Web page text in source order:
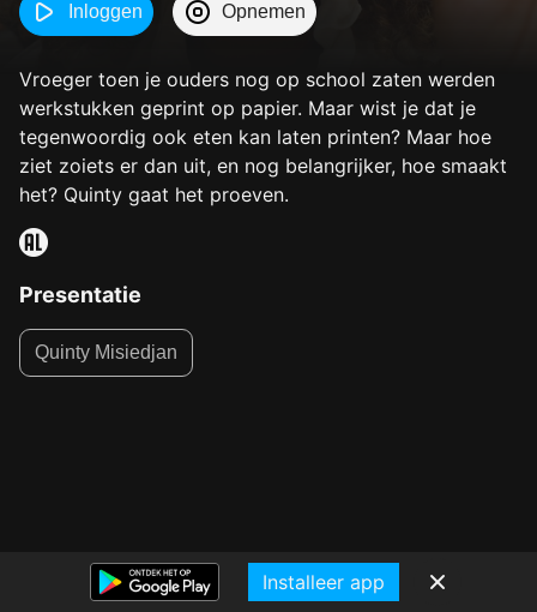
Inloggen Opnemen
Vroeger toen je ouders nog op school zaten werden
werkstukken geprint op papier. Maar wist je dat je
tegenwoordig ook eten kan laten printen? Maar hoe
ziet zoiets er dan uit, en nog belangrijker, hoe smaakt
het? Quinty gaat het proeven.
Presentatie
Quinty Misiedjan
Installeer app